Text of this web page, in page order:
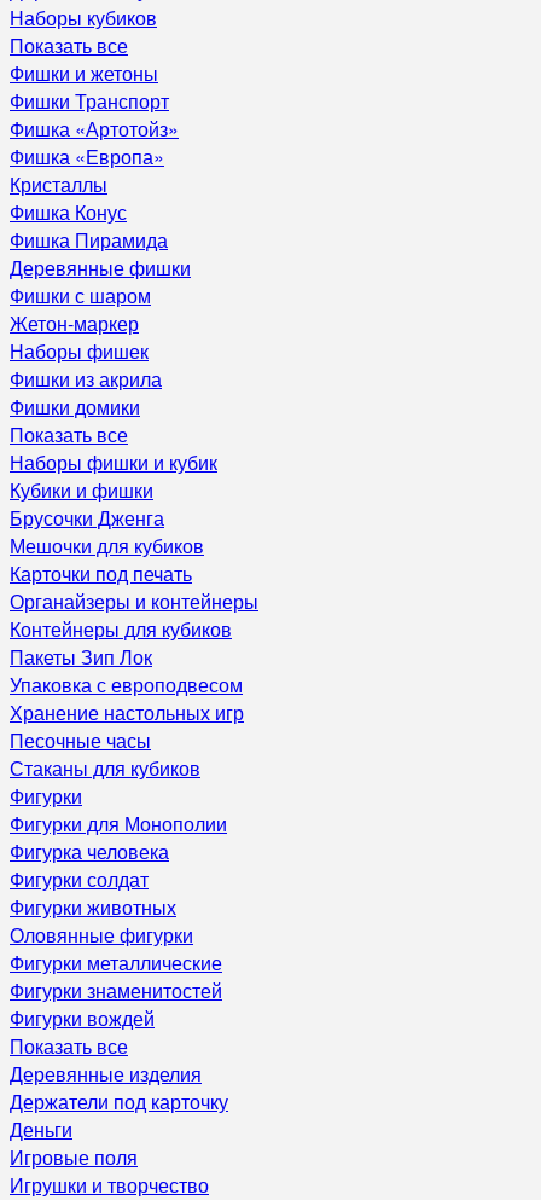
Наборы кубиков
Показать все
Фишки и жетоны
Фишки Транспорт
Фишка «Артотойз»
Фишка «Европа»
Кристаллы
Фишка Конус
Фишка Пирамида
Деревянные фишки
Фишки с шаром
Жетон-маркер
Наборы фишек
Фишки из акрила
Фишки домики
Показать все
Наборы фишки и кубик
Кубики и фишки
Брусочки Дженга
Мешочки для кубиков
Карточки под печать
Органайзеры и контейнеры
Контейнеры для кубиков
Пакеты Зип Лок
Упаковка с европодвесом
Хранение настольных игр
Песочные часы
Стаканы для кубиков
Фигурки
Фигурки для Монополии
Фигурка человека
Фигурки солдат
Фигурки животных
Оловянные фигурки
Фигурки металлические
Фигурки знаменитостей
Фигурки вождей
Показать все
Деревянные изделия
Держатели под карточку
Деньги
Игровые поля
Игрушки и творчество